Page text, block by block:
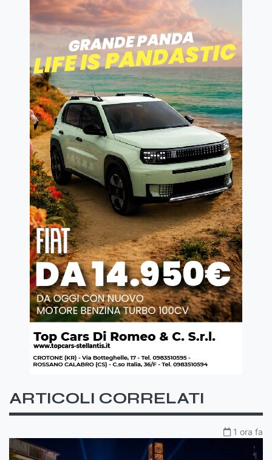
ARTICOLI CORRELATI
1 ora fa